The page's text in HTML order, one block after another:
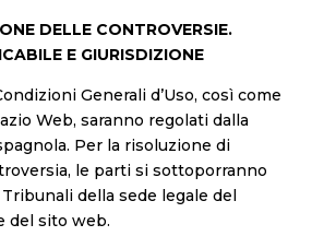
DELLE CONTROVERSIE.
E GIURISDIZIONE
Generali d’Uso, così come
Web, saranno regolati dalla
Per la risoluzione di
le parti si sottoporranno
della sede legale del
del sito web.